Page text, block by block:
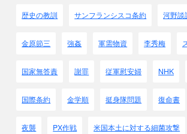
歴史の教訓 サンフランシスコ条約 河野談
金原節三 強姦 軍需物資 李秀梅
国家無答責 謝罪 従軍慰安婦 NHK
国際条約 金学順 挺身隊問題 復命書
夜襲 PX作戦 米国本土に対する細菌攻撃